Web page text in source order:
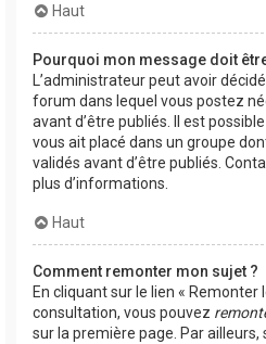
Haut
Pourquoi mon message doit
L’administrateur peut avoir
forum dans lequel vous postez
avant d’être publiés. Il est
vous ait placé dans un groupe
validés avant d’être publiés.
plus d’informations.
Haut
Comment remonter mon sujet ?
En cliquant sur le lien « Remonter
consultation, vous pouvez
sur la première page. Par ailleurs,